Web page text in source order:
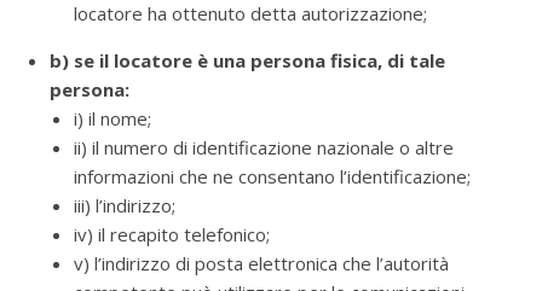
locatore ha ottenuto detta autorizzazione;
b) se il locatore è una persona fisica, di tale
persona:
i) il nome;
ii) il numero di identificazione nazionale o altre
informazioni che ne consentano l’identificazione;
iii) l’indirizzo;
iv) il recapito telefonico;
v) l’indirizzo di posta elettronica che l’autorità